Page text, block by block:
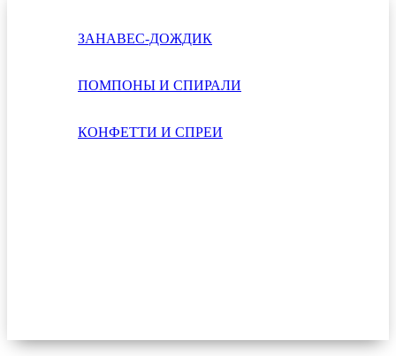
ЗАНАВЕС-ДОЖДИК
ПОМПОНЫ И СПИРАЛИ
КОНФЕТТИ И СПРЕИ